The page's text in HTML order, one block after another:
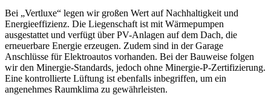
Bei „Vertluxe“ legen wir großen Wert auf Nachhaltigkeit und
Energieeffizienz. Die Liegenschaft ist mit Wärmepumpen
ausgestattet und verfügt über PV-Anlagen auf dem Dach, die
erneuerbare Energie erzeugen. Zudem sind in der Garage
Anschlüsse für Elektroautos vorhanden. Bei der Bauweise folgen
wir den Minergie-Standards, jedoch ohne Minergie-P-Zertifizierung.
Eine kontrollierte Lüftung ist ebenfalls inbegriffen, um ein
angenehmes Raumklima zu gewährleisten.